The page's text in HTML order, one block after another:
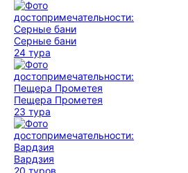
Серные бани
24 тура
Пещера Прометея
23 тура
Вардзия
20 туров